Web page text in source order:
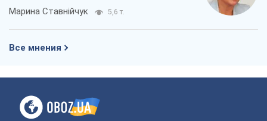
Марина Ставнійчук 5,6 т.
Все мнения